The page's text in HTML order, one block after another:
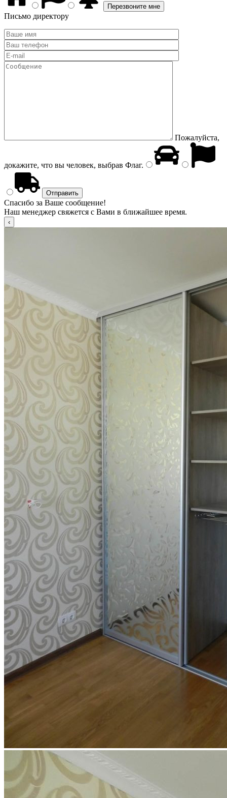
Письмо директору
Пожалуйста,
докажите, что вы человек, выбрав Флаг.
Спасибо за Ваше сообщение!
Наш менеджер свяжется с Вами в ближайшее время.